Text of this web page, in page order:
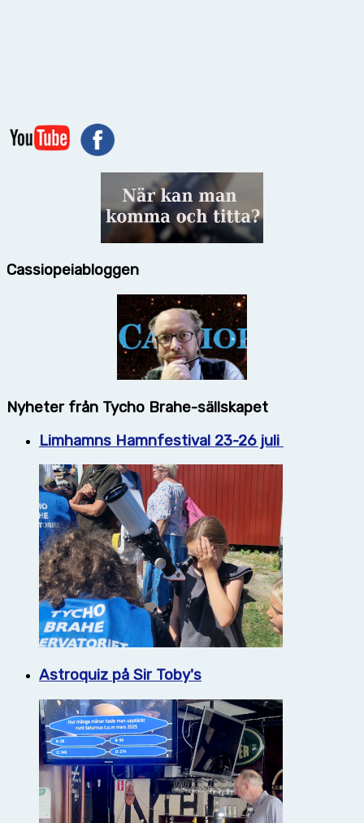
Cassiopeiabloggen
Nyheter från Tycho Brahe-sällskapet
Limhamns Hamnfestival 23-26 juli
Astroquiz på Sir Toby's